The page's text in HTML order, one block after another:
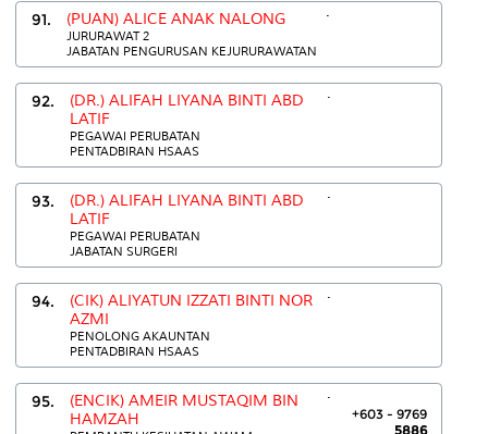
91. (PUAN) ALICE ANAK NALONG
JURURAWAT 2
JABATAN PENGURUSAN KEJURURAWATAN
.
92.
(DR.) ALIFAH LIYANA BINTI ABD
LATIF
PEGAWAI PERUBATAN
PENTADBIRAN HSAAS
.
93.
(DR.) ALIFAH LIYANA BINTI ABD
LATIF
PEGAWAI PERUBATAN
JABATAN SURGERI
.
94.
(CIK) ALIYATUN IZZATI BINTI NOR
AZMI
PENOLONG AKAUNTAN
PENTADBIRAN HSAAS
.
95.
(ENCIK) AMEIR MUSTAQIM BIN
HAMZAH
.
+603 - 9769
5886